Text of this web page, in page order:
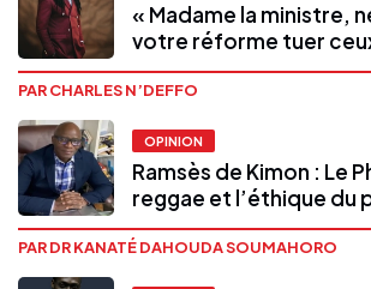
« Madame la ministre,
votre réforme tuer
PAR CHARLES N’DEFFO
OPINION
Ramsès de Kimon : Le
reggae et l’éthique du
PAR DR KANATÉ DAHOUDA SOUMAHORO